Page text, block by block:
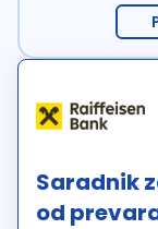
Saradnik
od